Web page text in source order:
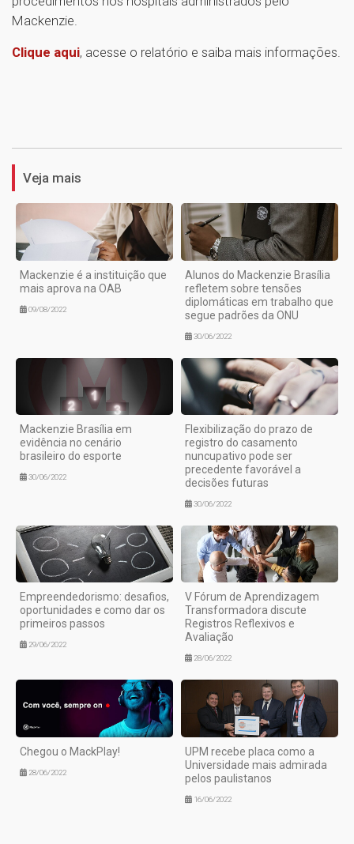
Mackenzie.
Clique aqui, acesse o relatório e saiba mais informações.
Veja mais
Mackenzie é a instituição que
mais aprova na OAB
09/08/2022
Alunos do Mackenzie Brasília
refletem sobre tensões
diplomáticas em trabalho que
segue padrões da ONU
30/06/2022
Mackenzie Brasília em
evidência no cenário
brasileiro do esporte
30/06/2022
Flexibilização do prazo de
registro do casamento
nuncupativo pode ser
precedente favorável a
decisões futuras
30/06/2022
Empreendedorismo: desafios,
oportunidades e como dar os
primeiros passos
29/06/2022
V Fórum de Aprendizagem
Transformadora discute
Registros Reflexivos e
Avaliação
28/06/2022
Chegou o MackPlay!
28/06/2022
UPM recebe placa como a
Universidade mais admirada
pelos paulistanos
16/06/2022